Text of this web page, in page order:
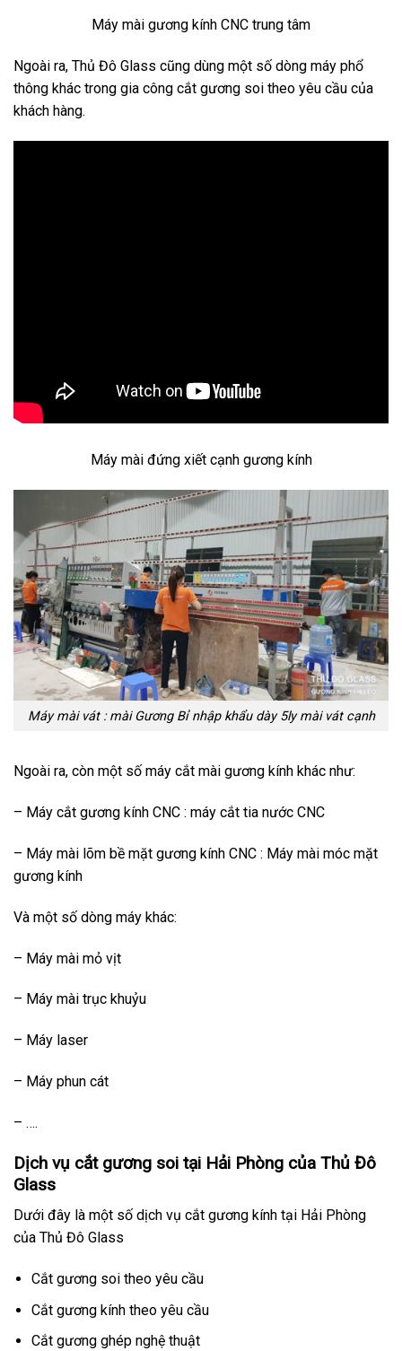
Máy mài gương kính CNC trung tâm
Ngoài ra, Thủ Đô Glass cũng dùng một số dòng máy phổ
thông khác trong gia công cắt gương soi theo yêu cầu của
khách hàng.
Máy mài đứng xiết cạnh gương kính
Máy mài vát : mài Gương Bỉ nhập khẩu dày 5ly mài vát cạnh
Ngoài ra, còn một số máy cắt mài gương kính khác như:
– Máy cắt gương kính CNC : máy cắt tia nước CNC
– Máy mài lõm bề mặt gương kính CNC : Máy mài móc mặt
gương kính
Và một số dòng máy khác:
– Máy mài mỏ vịt
– Máy mài trục khuỷu
– Máy laser
– Máy phun cát
– ….
Dịch vụ cắt gương soi tại Hải Phòng của Thủ Đô
Glass
Dưới đây là một số dịch vụ cắt gương kính tại Hải Phòng
của Thủ Đô Glass
Cắt gương soi theo yêu cầu
Cắt gương kính theo yêu cầu
Cắt gương ghép nghệ thuật